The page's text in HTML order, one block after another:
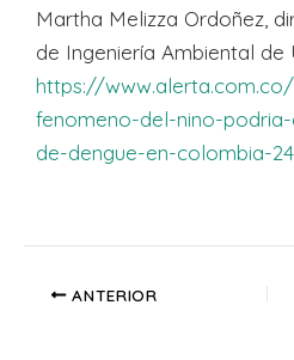
Martha Melizza Ordoñez,
de Ingeniería Ambiental de
https://
fenomeno-del-nino-
de-dengue-en-colombia-
ANTERIOR